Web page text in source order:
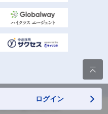

ログイン